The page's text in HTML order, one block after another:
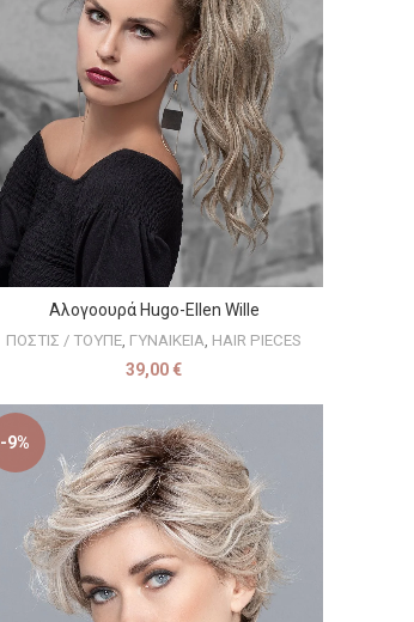
ΕΠΙΛΟΓΉ
Αλογοουρά Hugo-Ellen Wille
ΠΟΣΤΙΣ / ΤΟΥΠΕ ΓΥΝΑΙΚΕΙΑ HAIR PIECES
39,00 €
-9%